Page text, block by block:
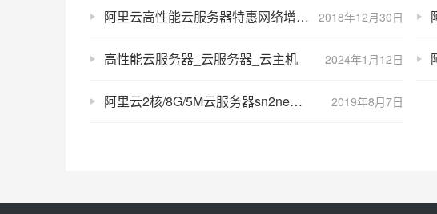
2018年12月30日
阿里云高性能云服务器特惠网络增强/GPU异构/大数据高性能云服务器
2024年1月12日
高性能云服务器_云服务器_云主机
2019年8月7日
阿里云2核/8G/5M云服务器sn2ne实例优惠3年3000元